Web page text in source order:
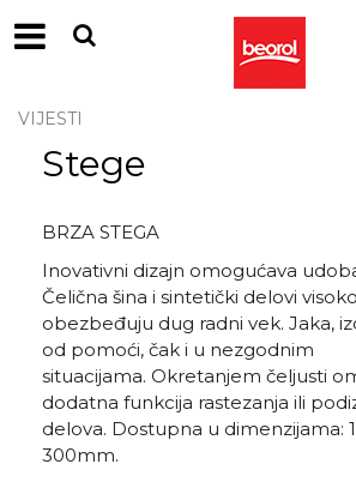
VIJESTI
Stege
BRZA STEGA
Inovativni dizajn omogućava
Čelična šina i sintetički delovi
obezbeđuju dug radni vek. Jaka,
od pomoći, čak i u nezgodnim
situacijama. Okretanjem čeljusti
dodatna funkcija rastezanja ili
delova. Dostupna u dimenzijama:
300mm.